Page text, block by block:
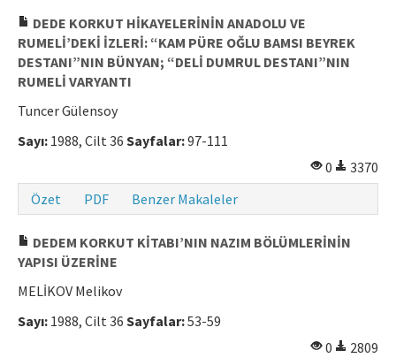
DEDE KORKUT HİKAYELERİNİN ANADOLU VE
RUMELİ’DEKİ İZLERİ: “KAM PÜRE OĞLU BAMSI BEYREK
DESTANI”NIN BÜNYAN; “DELİ DUMRUL DESTANI”NIN
RUMELİ VARYANTI
Tuncer Gülensoy
Sayı: 1988, Cilt 36 Sayfalar:97-111
0
3370
Özet
PDF Benzer Makaleler
DEDEM KORKUT KİTABI’NIN NAZIM BÖLÜMLERİNİN
YAPISI ÜZERİNE
MELİKOV Melikov
Sayı: 1988, Cilt 36 Sayfalar:53-59
0
2809